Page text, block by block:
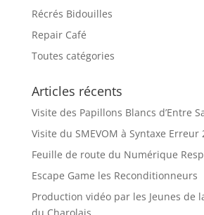
Récrés Bidouilles
Repair Café
Toutes catégories
Articles récents
Visite des Papillons Blancs d’Entre
Visite du SMEVOM à Syntaxe Erreur
Feuille de route du Numérique
Escape Game les Reconditionneurs
Production vidéo par les Jeunes de